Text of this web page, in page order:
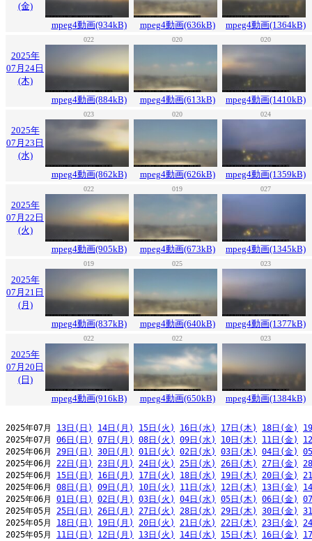
(金)
mpeg4動画(934kB)
mpeg4動画(636kB) mpeg4動画(1364kB)
022 020 020
2025年
07月24日
(木)
mpeg4動画(884kB)
mpeg4動画(613kB) mpeg4動画(1410kB)
023 020 024
2025年
07月23日
(水)
mpeg4動画(862kB)
mpeg4動画(626kB) mpeg4動画(1359kB)
022 019 027
2025年
07月22日
(火)
mpeg4動画(905kB)
mpeg4動画(673kB) mpeg4動画(1345kB)
019 025 023
2025年
07月21日
(月)
mpeg4動画(837kB)
mpeg4動画(640kB) mpeg4動画(1377kB)
022 022 023
2025年
07月20日
(日)
mpeg4動画(916kB)
mpeg4動画(650kB) mpeg4動画(1384kB)
2025年07月 13日(日) 14日(月) 15日(火) 16日(水) 17日(木) 18日(金)
2025年07月 06日(日) 07日(月) 08日(火) 09日(水) 10日(木) 11日(金)
2025年06月 29日(日) 30日(月) 01日(火) 02日(水) 03日(木) 04日(金)
2025年06月 22日(日) 23日(月) 24日(火) 25日(水) 26日(木) 27日(金)
2025年06月 15日(日) 16日(月) 17日(火) 18日(水) 19日(木) 20日(金)
2025年06月 08日(日) 09日(月) 10日(火) 11日(水) 12日(木) 13日(金)
2025年06月 01日(日) 02日(月) 03日(火) 04日(水) 05日(木) 06日(金)
2025年05月 25日(日) 26日(月) 27日(火) 28日(水) 29日(木) 30日(金)
2025年05月 18日(日) 19日(月) 20日(火) 21日(水) 22日(木) 23日(金)
2025年05月 11日(日) 12日(月) 13日(火) 14日(水) 15日(木) 16日(金)